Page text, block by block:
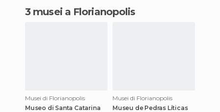
3 musei a Florianopolis
Musei di Florianopolis
Museo di Santa Catarina
Musei di Florianopolis
Museu de Pedras Líticas